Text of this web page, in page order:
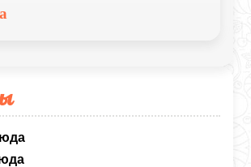
хорошо дополняет